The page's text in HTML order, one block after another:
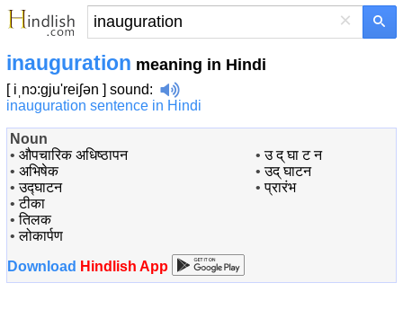
×
inauguration meaning in Hindi
[ iˌnɔ:gju'reiʃən ] sound:
inauguration sentence in Hindi
Noun
• औपचारिक अधिष्ठापन
• अभिषेक
•उद्घाटन
•टीका
•तिलक
•लोकार्पण
•उ द् घा ट न
•उद् घाटन
•प्रारंभ
Download Hindlish App